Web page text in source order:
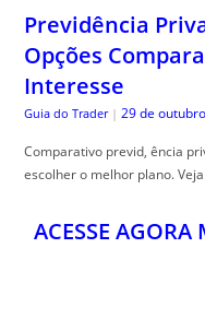
Previdência
Opções
Interesse
Guia do Trader | 29 de
Comparativo previd, ência
escolher o melhor plano.
ACESSE AGORA